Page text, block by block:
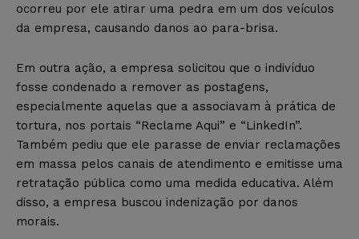
ocorreu por ele atirar uma pedra em um dos veículos
da empresa, causando danos ao para-brisa.
Em outra ação, a empresa solicitou que o indivíduo
fosse condenado a remover as postagens,
especialmente aquelas que a associavam à prática de
tortura, nos portais “Reclame Aqui” e “LinkedIn”.
Também pediu que ele parasse de enviar reclamações
em massa pelos canais de atendimento e emitisse uma
retratação pública como uma medida educativa. Além
disso, a empresa buscou indenização por danos
morais.